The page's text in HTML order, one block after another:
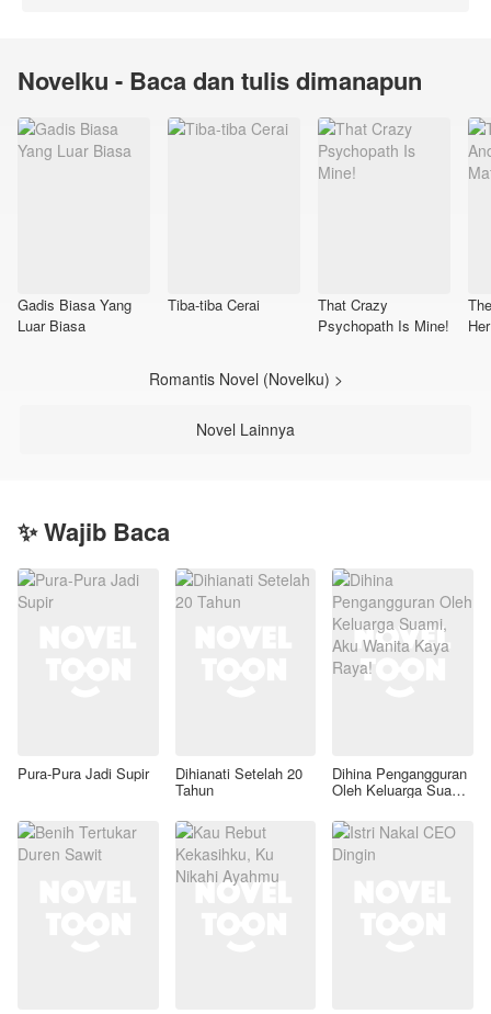
Novelku - Baca dan tulis dimanapun
Gadis Biasa Yang
Luar Biasa
Tiba-tiba Cerai
That Crazy
Psychopath Is Mine!
Romantis Novel (Novelku) >
Novel Lainnya
✨ Wajib Baca
Pura-Pura Jadi Supir Dihianati Setelah 20
Tahun
Dihina Pengangguran
Oleh Keluarga Suami,
Raya!